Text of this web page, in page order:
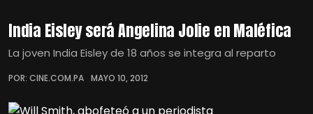
India Eisley será Angelina Jolie en Maléfica
La joven India Eisley de 18 años se integra al reparto
POR: CINE.COM.PA MAYO 10, 2012